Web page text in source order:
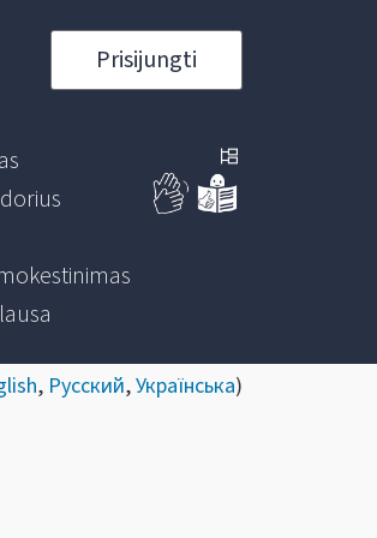
Prisijungti
, Русский,Українська)